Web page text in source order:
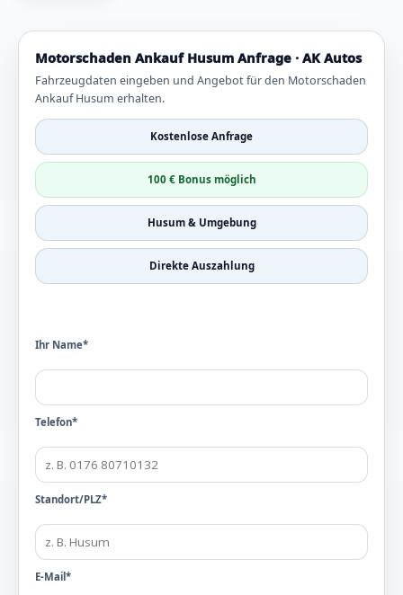
Motorschaden Ankauf Husum Anfrage · AK Autos
Fahrzeugdaten eingeben und Angebot für den Motorschaden
Ankauf Husum erhalten.
Kostenlose Anfrage
100 € Bonus möglich
Husum & Umgebung
Direkte Auszahlung
Ihr Name*
Telefon*
Standort/PLZ*
E-Mail*